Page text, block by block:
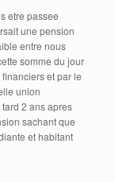
etre passee
une pension
entre nous
somme du jour
et par le
union
2 ans apres
sachant que
et habitant